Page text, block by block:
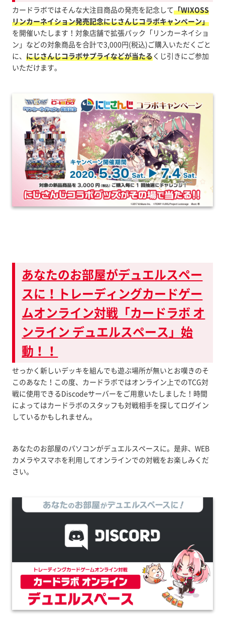
カードラボではそんな大注目商品の発売を記念して「WIXOSS
リンカーネイション発売記念にじさんじコラボキャンペーン」
を開催いたします！対象店舗で拡張パック「リンカーネイショ
ン」などの対象商品を合計で3,000円(税込)ご購入いただくごと
に、 にじさんじコラボサプライなどが当たるくじ引きにご参加
いただけます。
あなたのお部屋がデュエルスペー
スに！トレーディングカードゲー
ムオンライン対戦「カードラボ オ
ンライン デュエルスペース」始
動！！
せっかく新しいデッキを組んでも遊ぶ場所が無いとお嘆きのそ
このあなた！この度、カードラボではオンライン上でのTCG対
戦に使用できるDiscodeサーバーをご用意いたしました！時間
によってはカードラボのスタッフも対戦相手を探してログイン
しているかもしれません。
あなたのお部屋のパソコンがデュエルスペースに。是非、WEB
カメラやスマホを利用してオンラインでの対戦をお楽しみくだ
さい。